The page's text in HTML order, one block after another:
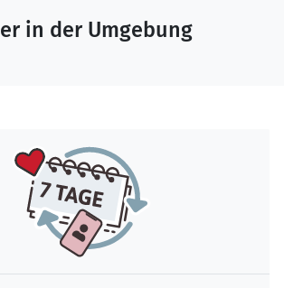
in der Umgebung